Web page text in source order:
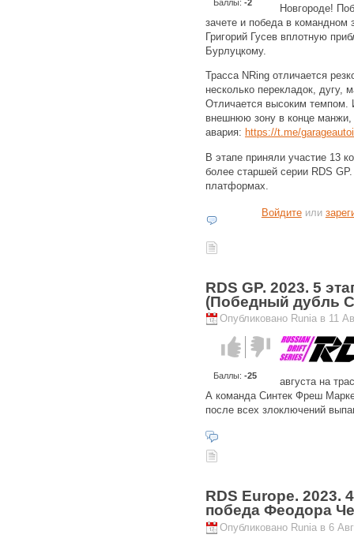
Баллы: -2
Новгороде!
зачете и победа в командном
Григорий Гусев вплотную
Бурлуцкому.
Трасса NRing отличается
несколько перекладок, дугу,
Отличается высоким темпом.
внешнюю зону в конце
авария: https://t.me/
В этапе приняли участие 13
более старшей серии RDS
платформах.
Войдитеили
RDS GP. 2023. 5
(Победный дубль
Опубликовано Runia в 11
Голос за!Голос
против!
Баллы: -25
августа на
А команда Синтек Фреш
после всех злоключений
RDS Europe. 2023.
победа Феодора
Опубликовано Runia в 6